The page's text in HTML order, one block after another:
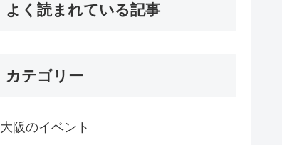
よく読まれている記事
カテゴリー
大阪のイベント